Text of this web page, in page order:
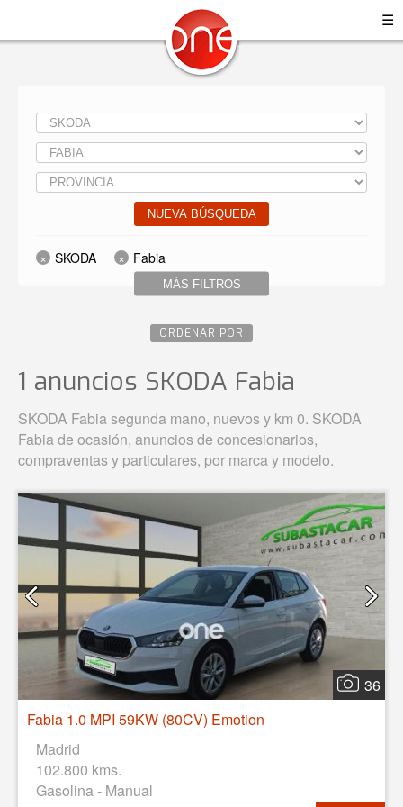
☰
NUEVA BÚSQUEDA
MÁS FILTROS
SKODA Fabia
ORDENAR POR
1 anuncios SKODA Fabia
SKODA Fabia segunda mano, nuevos y km 0. SKODA
Fabia de ocasión, anuncios de concesionarios,
compraventas y particulares, por marca y modelo.
36
Fabia 1.0 MPI 59KW (80CV) Emotion
Madrid
102.800 kms.
Gasolina - Manual